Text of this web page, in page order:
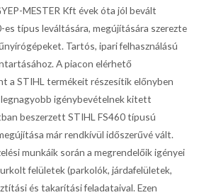
MESTER Kft évek óta jól bevált
típus leváltására, megújítására szerezte
Tartós, ipari felhasználású
A piacon elérhető
a STIHL termékeit részesítik előnyben
igénybevételnek kitett
beszerzett STIHL FS460 típusú
már rendkívül időszerűvé vált.
munkáik során a megrendelőik igényei
felületek (parkolók, járdafelületek,
és takarítási feladataival. Ezen